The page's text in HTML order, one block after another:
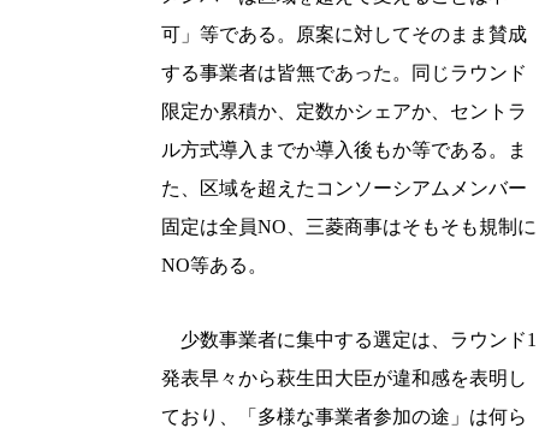
可」等である。原案に対してそのまま賛成
する事業者は皆無であった。同じラウンド
限定か累積か、定数かシェアか、セントラ
ル方式導入までか導入後もか等である。ま
た、区域を超えたコンソーシアムメンバー
固定は全員NO、三菱商事はそもそも規制に
NO等ある。
少数事業者に集中する選定は、ラウンド1
発表早々から萩生田大臣が違和感を表明し
ており、「多様な事業者参加の途」は何ら